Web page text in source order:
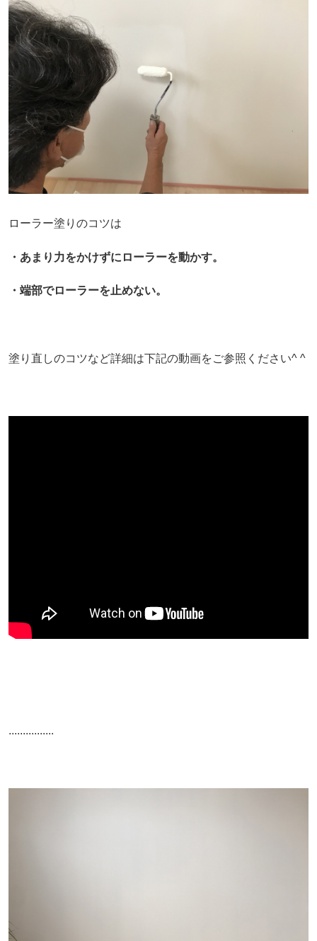
ローラー塗りのコツは
・あまり力をかけずにローラーを動かす。
・端部でローラーを止めない。
塗り直しのコツなど詳細は下記の動画をご参照ください^ ^
................